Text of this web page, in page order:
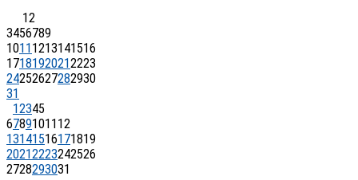
12
3456789
1011 1213141516
17181920212223
24252627282930
31
12345
67891011 12
13141516171819
20212223242526
2728293031